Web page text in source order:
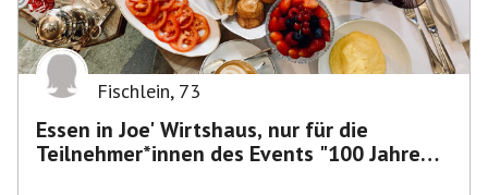
Fischlein, 73
Essen in Joe' Wirtshaus, nur für die
Teilnehmer*innen des Events "100 Jahre